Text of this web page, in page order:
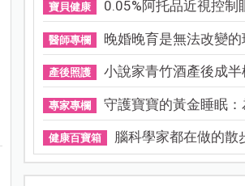
寶貝健康 0.05%阿托品近視控制眼
醫師專欄 晚婚晚育是無法改變的
產後照護 小說家青竹酒產後成半
專家專欄 守護寶寶的黃金睡眠：
健康百寶箱 腦科學家都在做的散步